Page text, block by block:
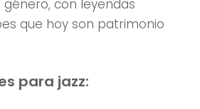
con leyendas
que hoy son patrimonio
para jazz: